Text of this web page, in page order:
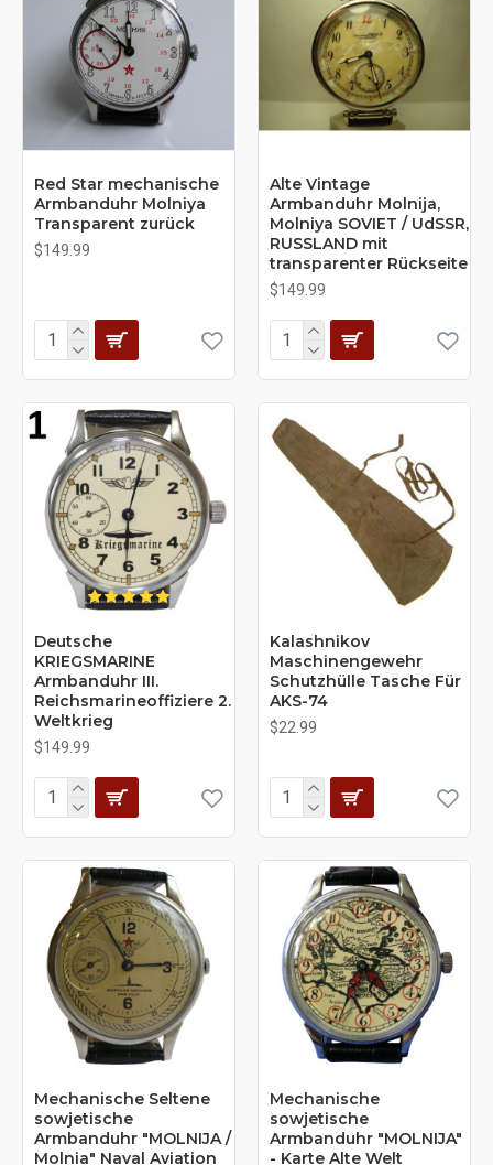
Red Star mechanische
Armbanduhr Molniya
Transparent zurück
$149.99
Alte Vintage
Armbanduhr Molnija,
Molniya SOVIET / UdSSR,
RUSSLAND mit
transparenter Rückseite
$149.99
Deutsche
KRIEGSMARINE
Armbanduhr III.
Reichsmarineoffiziere 2.
Weltkrieg
$149.99
Kalashnikov
Maschinengewehr
Schutzhülle Tasche Für
AKS-74
$22.99
Mechanische Seltene
sowjetische
Armbanduhr "MOLNIJA /
Molnia" Naval Aviation
Mechanische
sowjetische
Armbanduhr "MOLNIJA"
- Karte Alte Welt